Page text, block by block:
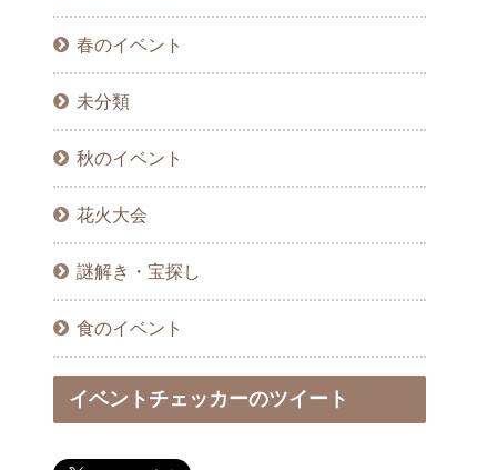
春のイベント
未分類
秋のイベント
花火大会
謎解き・宝探し
食のイベント
イベントチェッカーのツイート